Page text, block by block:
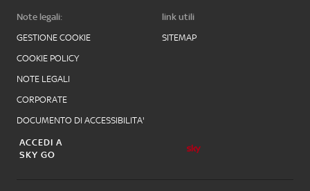
Note legali:
GESTIONE COOKIE
COOKIE POLICY
NOTE LEGALI
CORPORATE
DOCUMENTO DI ACCESSIBILITA'
link utili
SITEMAP
ACCEDI A
SKY GO